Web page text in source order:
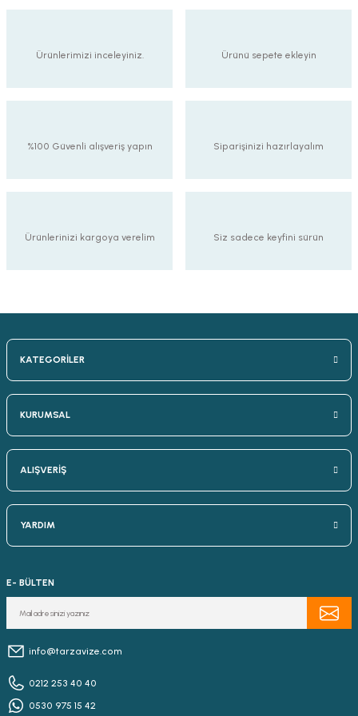
90,00 TL
Ürünlerimizi inceleyiniz. Ürünü sepete ekleyin
%100 Güvenli alışveriş yapın Siparişinizi hazırlayalım
Ürünlerinizi kargoya verelim Siz sadece keyfini sürün
KATEGORİLER
KURUMSAL
ALIŞVERİŞ
YARDIM
E- BÜLTEN
info@tarzavize.com
0212 253 40 40
0530 975 15 42